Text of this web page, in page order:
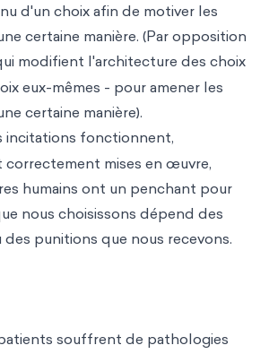
d'un choix afin de motiver les
certaine manière. (Par opposition
modifient l'architecture des choix
eux-mêmes - pour amener les
certaine manière).
incitations fonctionnent,
mises en œuvre,
humains ont un penchant pour
nous choisissons dépend des
punitions que nous recevons.
souffrent de pathologies